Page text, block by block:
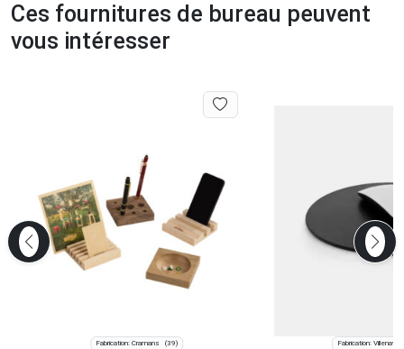
Ces fournitures de bureau peuvent
vous intéresser
Fabrication: Cramans (39) Fabrication: Villenave-